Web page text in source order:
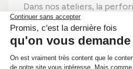
Dans nos ateliers, la
pièces fait partie de nos
C'est pourquoi, chaque
d'un processus rigoureux
suivant des standards